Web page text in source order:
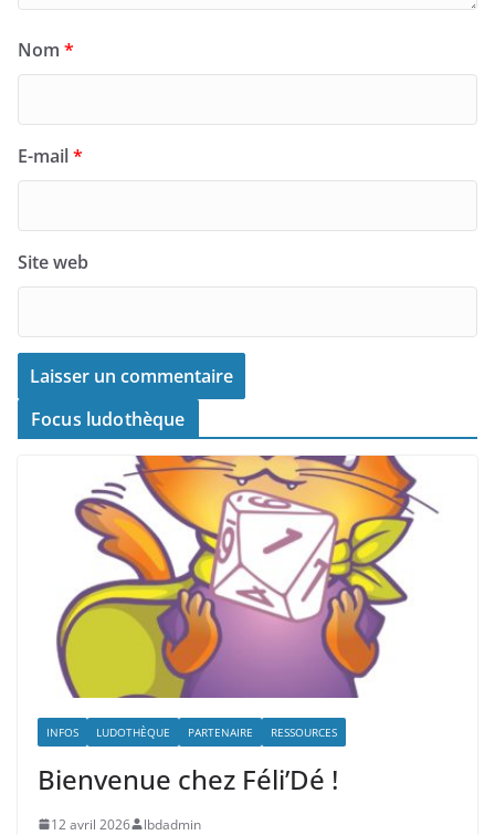
Nom *
E-mail*
Site web
Focus ludothèque
INFOS LUDOTHÈQUE PARTENAIRE RESSOURCES
Bienvenue chez Féli’Dé !
12 avril 2026 lbdadmin